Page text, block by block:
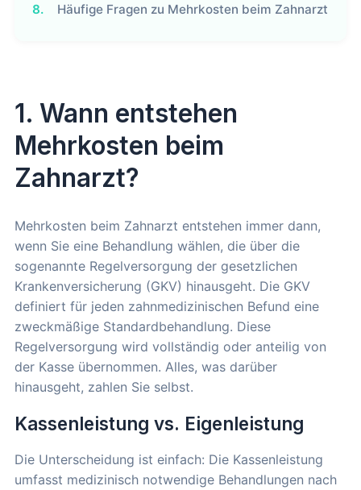
8.
Häufige Fragen zu Mehrkosten beim Zahnarzt
1. Wann entstehen
Mehrkosten beim
Zahnarzt?
Mehrkosten beim Zahnarzt entstehen immer dann,
wenn Sie eine Behandlung wählen, die über die
sogenannte Regelversorgung der gesetzlichen
Krankenversicherung (GKV) hinausgeht. Die GKV
definiert für jeden zahnmedizinischen Befund eine
zweckmäßige Standardbehandlung. Diese
Regelversorgung wird vollständig oder anteilig von
der Kasse übernommen. Alles, was darüber
hinausgeht, zahlen Sie selbst.
Kassenleistung vs. Eigenleistung
Die Unterscheidung ist einfach: Die Kassenleistung
umfasst medizinisch notwendige Behandlungen nach